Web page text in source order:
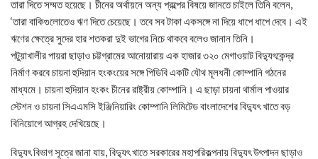
তারা দিতে সম্মত হয়েছে। চীনের অর্থায়নে অন্য প্রল্পের বিষয়ে জানতে চাইলে তিনি বলেন,
‘তারা বাকিগুলোতেও ঋণ দিতে চেয়েছে। তবে সব টাকা একসঙ্গে না দিয়ে ধাপে ধাপে দেবে। এই
ঋণের ক্ষেত্রে সুদের হার শতকরা দুই ভাগের নিচে থাকবে বলেও জানান তিনি।
পটুয়াখালীর পায়রা ছাড়াও চট্টগ্রামের আনোয়ারায় এক হাজার ৩২০ মেগাওয়াট বিদ্যুৎকেন্দ্র
নির্মাণ করবে চায়না হুদিয়ান হংকংয়ের সঙ্গে পিডিবি একটি যৌথ মূলধনী কোম্পানি গঠনের
মাধ্যমে। চায়না হুদিয়ান হংকং চীনের রাষ্ট্রীয় কোম্পানি। এ ছাড়া চায়না থার্মাল পাওয়ার
স্টেশন ও চায়না সিএএমসি ইঞ্জিনিয়ারিং কোম্পানি লিমিটেড বাংলাদেশের বিদ্যুৎ খাতে বড়
বিনিয়োগে আগ্রহ দেখিয়েছে।
বিদ্যুৎ বিভাগ সূত্রে জানা যায়, বিদ্যুৎ খাতে সরকারের মহাপরিকল্পনায় বিদ্যুৎ উৎপাদন ছাড়াও